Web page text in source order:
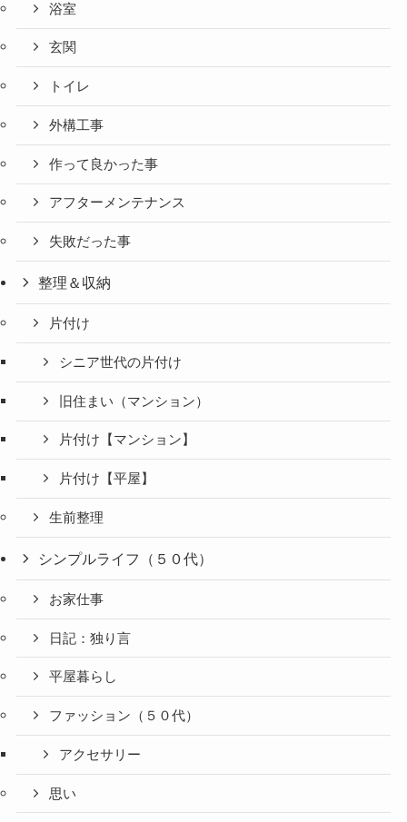
浴室
玄関
トイレ
外構工事
作って良かった事
アフターメンテナンス
失敗だった事
整理＆収納
片付け
シニア世代の片付け
旧住まい（マンション）
片付け【マンション】
片付け【平屋】
生前整理
シンプルライフ（５０代）
お家仕事
日記：独り言
平屋暮らし
ファッション（５０代）
アクセサリー
思い